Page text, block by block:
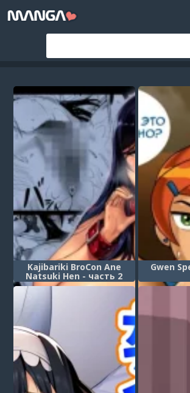
Фильтр
Авторы
Аниме хентай
Сборники манги
Sign in
Register
Kajibariki BroCon Ane
Natsuki Hen - часть 2
Gwen